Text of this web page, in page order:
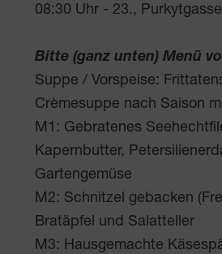
08:30 Uhr - 23.,
Bitte (ganz unten) Menü
Suppe / Vorspeise:
Crèmesuppe nach Saison
M1: Gebratenes
Kapernbutter,
Gartengemüse
M2: Schnitzel gebacken
Bratäpfel und Salatteller
M3: Hausgemachte